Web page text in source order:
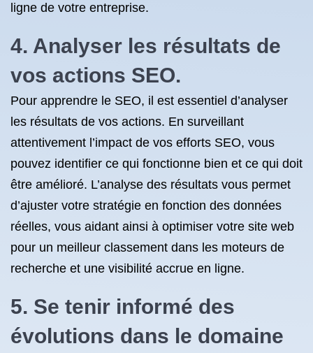
ligne de votre entreprise.
4. Analyser les résultats de
vos actions SEO.
Pour apprendre le SEO, il est essentiel d’analyser
les résultats de vos actions. En surveillant
attentivement l’impact de vos efforts SEO, vous
pouvez identifier ce qui fonctionne bien et ce qui doit
être amélioré. L’analyse des résultats vous permet
d’ajuster votre stratégie en fonction des données
réelles, vous aidant ainsi à optimiser votre site web
pour un meilleur classement dans les moteurs de
recherche et une visibilité accrue en ligne.
5. Se tenir informé des
évolutions dans le domaine